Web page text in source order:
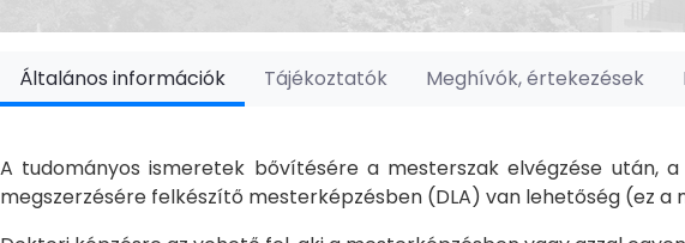
Általános információk Tájékoztatók Meghívók, értekezések
A tudományos ismeretek bővítésére a mesterszak elvégzése után,
megszerzésére felkészítő mesterképzésben (DLA) van lehetőség (ez